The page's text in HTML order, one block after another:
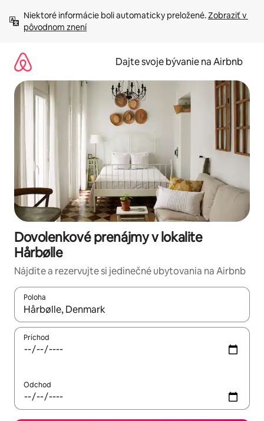
obsah.
Niektoré informácie boli automaticky preložené. Zobraziť v
pôvodnom znení
Dajte svoje bývanie na Airbnb
Dovolenkové prenájmy v lokalite
Hårbølle
Nájdite a rezervujte si jedinečné ubytovania na Airbnb
Poloha
Keď budú výsledky k dispozícii, môžete si ich prechádzať
Príchod
Odchod